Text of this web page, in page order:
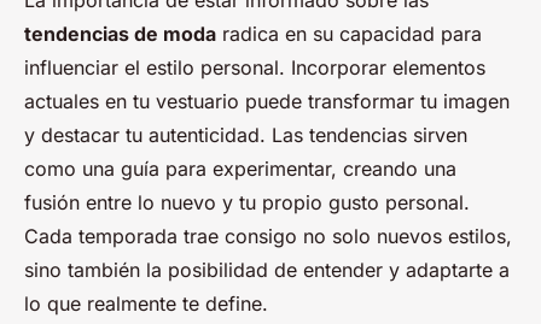
tendencias de moda radica en su capacidad para
influenciar el estilo personal. Incorporar elementos
actuales en tu vestuario puede transformar tu imagen
y destacar tu autenticidad. Las tendencias sirven
como una guía para experimentar, creando una
fusión entre lo nuevo y tu propio gusto personal.
Cada temporada trae consigo no solo nuevos estilos,
sino también la posibilidad de entender y adaptarte a
lo que realmente te define.